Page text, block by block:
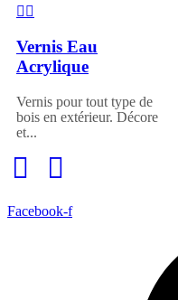
Vernis Eau
Acrylique
Vernis pour tout type de
bois en extérieur. Décore
et...
Facebook-f